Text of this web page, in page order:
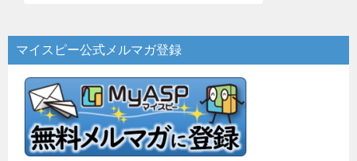
ー
シ
マイスピー公式メルマガ登録